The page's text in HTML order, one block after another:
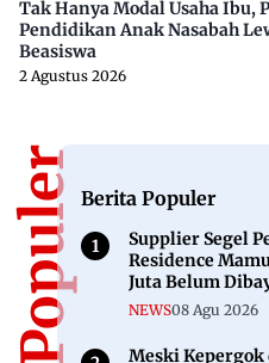
Tak Hanya Modal Usaha Ibu,
Pendidikan Anak Nasabah
Beasiswa
2 Agustus 2026
Berita Populer
Supplier Segel
Residence
Juta Belum
NEWS08 Agu 2026
Meski Kepergok